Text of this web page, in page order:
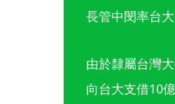
長管中閔率台
由於隸屬台灣
向台大支借10